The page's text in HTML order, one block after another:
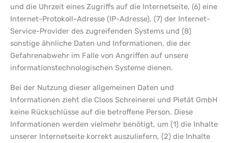
und die Uhrzeit eines Zugriffs auf die Internetseite, (6) eine
Internet-Protokoll-Adresse (IP-Adresse), (7) der Internet-
Service-Provider des zugreifenden Systems und (8)
sonstige ähnliche Daten und Informationen, die der
Gefahrenabwehr im Falle von Angriffen auf unsere
informationstechnologischen Systeme dienen.
Bei der Nutzung dieser allgemeinen Daten und
Informationen zieht die Cloos Schreinerei und Pietät GmbH
keine Rückschlüsse auf die betroffene Person. Diese
Informationen werden vielmehr benötigt, um (1) die Inhalte
unserer Internetseite korrekt auszuliefern, (2) die Inhalte